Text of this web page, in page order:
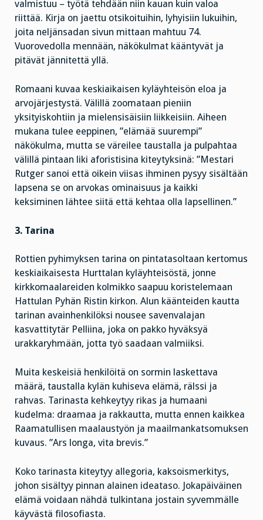
valmistuu – työtä tehdään niin kauan kuin valoa
riittää. Kirja on jaettu otsikoituihin, lyhyisiin lukuihin,
joita neljänsadan sivun mittaan mahtuu 74.
Vuorovedolla mennään, näkökulmat kääntyvät ja
pitävät jännitettä yllä.
Romaani kuvaa keskiaikaisen kyläyhteisön eloa ja
arvojärjestystä. Välillä zoomataan pieniin
yksityiskohtiin ja mielensisäisiin liikkeisiin. Aiheen
mukana tulee eeppinen, ”elämää suurempi”
näkökulma, mutta se väreilee taustalla ja pulpahtaa
välillä pintaan liki aforistisina kiteytyksinä: ”Mestari
Rutger sanoi että oikein viisas ihminen pysyy sisältään
lapsena se on arvokas ominaisuus ja kaikki
keksiminen lähtee siitä että kehtaa olla lapsellinen.”
3. Tarina
Rottien pyhimyksen tarina on pintatasoltaan kertomus
keskiaikaisesta Hurttalan kyläyhteisöstä, jonne
kirkkomaalareiden kolmikko saapuu koristelemaan
Hattulan Pyhän Ristin kirkon. Alun käänteiden kautta
tarinan avainhenkilöksi nousee savenvalajan
kasvattitytär Pelliina, joka on pakko hyväksyä
urakkaryhmään, jotta työ saadaan valmiiksi.
Muita keskeisiä henkilöitä on sormin laskettava
määrä, taustalla kylän kuhiseva elämä, rälssi ja
rahvas. Tarinasta kehkeytyy rikas ja humaani
kudelma: draamaa ja rakkautta, mutta ennen kaikkea
Raamatullisen maalaustyön ja maailmankatsomuksen
kuvaus. ”Ars longa, vita brevis.”
Koko tarinasta kiteytyy allegoria, kaksoismerkitys,
johon sisältyy pinnan alainen ideataso. Jokapäiväinen
elämä voidaan nähdä tulkintana jostain syvemmälle
käyvästä filosofiasta.